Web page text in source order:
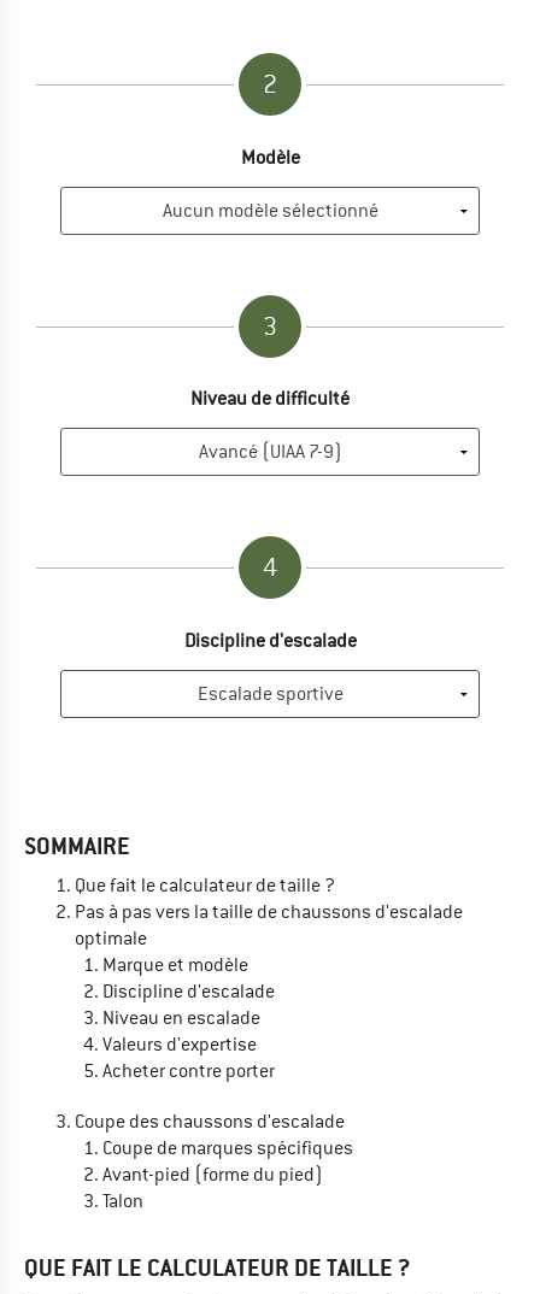
2
Modèle
3
Niveau de difficulté
4
Discipline d'escalade
SOMMAIRE
Que fait le calculateur de taille ?
Pas à pas vers la taille de chaussons d'escalade
optimale
Marque et modèle
Discipline d'escalade
Niveau en escalade
Valeurs d'expertise
Acheter contre porter
Coupe des chaussons d'escalade
Coupe de marques spécifiques
Avant-pied (forme du pied)
Talon
QUE FAIT LE CALCULATEUR DE TAILLE ?